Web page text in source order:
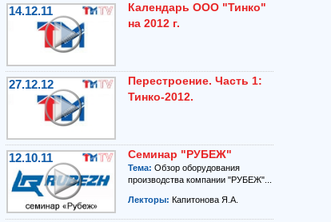
14.12.11
Календарь ООО "Тинко"
на 2012 г.
27.12.12
Перестроение. Часть 1:
Тинко-2012.
12.10.11 Семинар "РУБЕЖ"
Тема: Обзор оборудования
производства компании "РУБЕЖ"...
Лекторы: Капитонова Я.А.